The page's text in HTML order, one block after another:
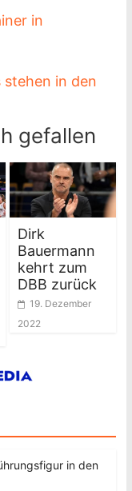
in
stehen in den
gefallen
Dirk
Bauermann
kehrt zum
DBB zurück
19. Dezember
2022
in den